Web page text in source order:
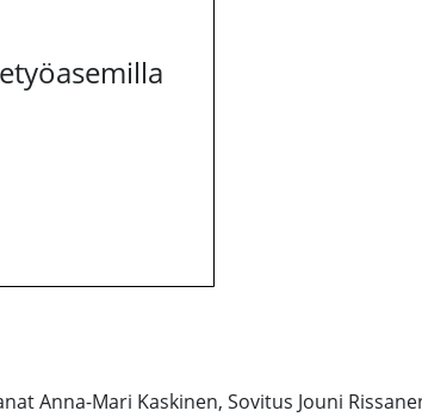
Anna-Mari Kaskinen, Sovitus Jouni